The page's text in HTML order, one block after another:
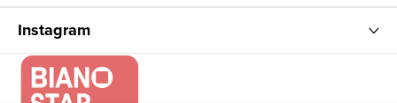
Instagram